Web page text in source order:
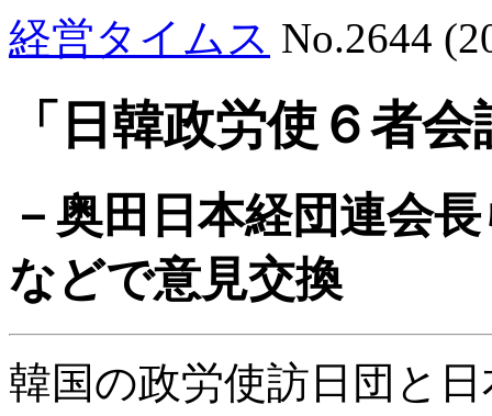
経営タイムス No.2644
「日韓政労使６者
－奥田日本経団連会
などで意見交換
韓国の政労使訪日団と